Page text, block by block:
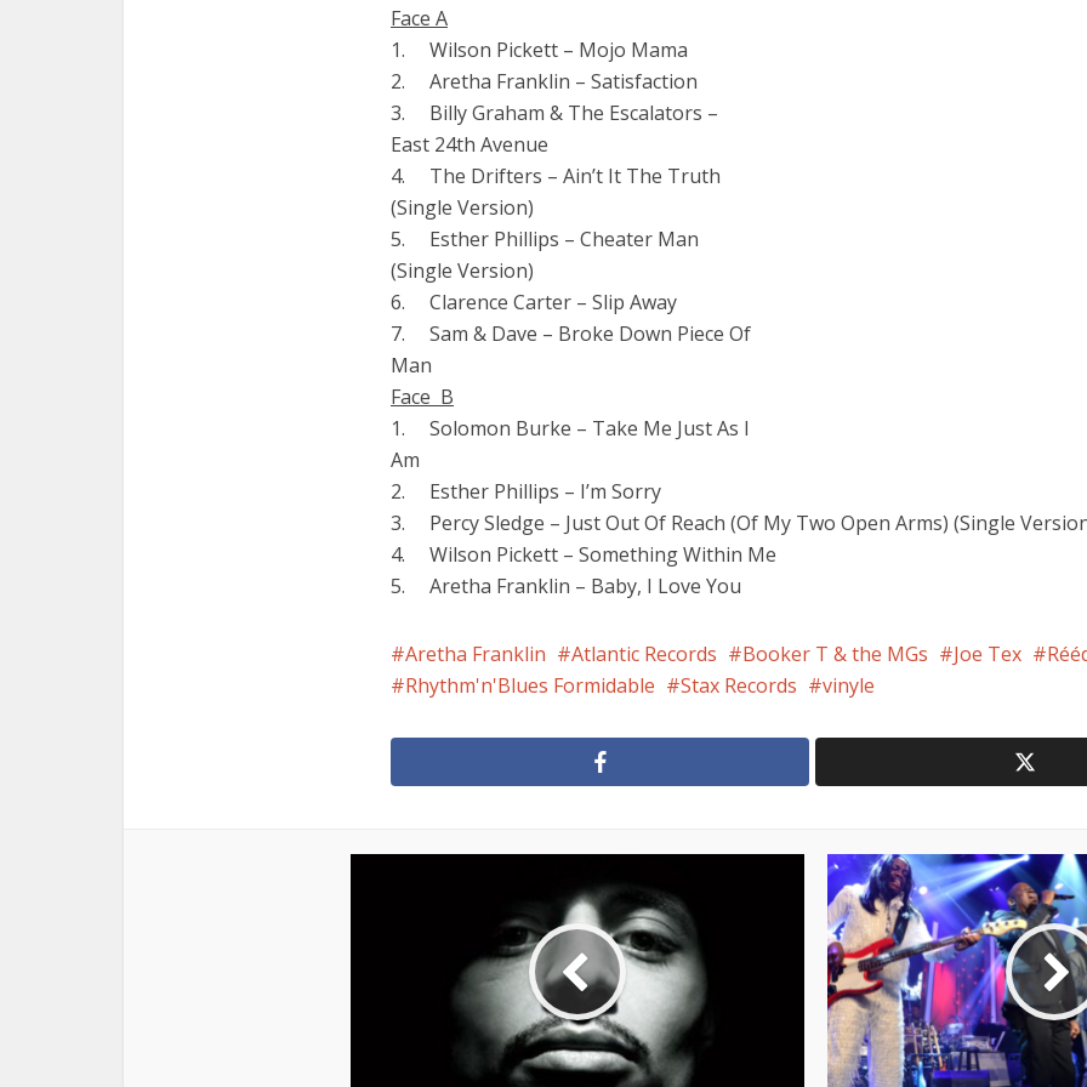
Face A
1. Wilson Pickett – Mojo Mama
2. Aretha Franklin – Satisfaction
3. Billy Graham & The Escalators –
East 24th Avenue
4. The Drifters – Ain’t It The Truth
(Single Version)
5. Esther Phillips – Cheater Man
(Single Version)
6. Clarence Carter – Slip Away
7. Sam & Dave – Broke Down Piece Of
Man
Face B
1. Solomon Burke – Take Me Just As I
Am
2. Esther Phillips – I’m Sorry
3. Percy Sledge – Just Out Of Reach (Of My Two Open Arms) (Single
4. Wilson Pickett – Something Within Me
5. Aretha Franklin – Baby, I Love You
Aretha Franklin Atlantic Records Booker T & the MGs Joe Tex
Rhythm'n'Blues Formidable
Stax Records vinyle